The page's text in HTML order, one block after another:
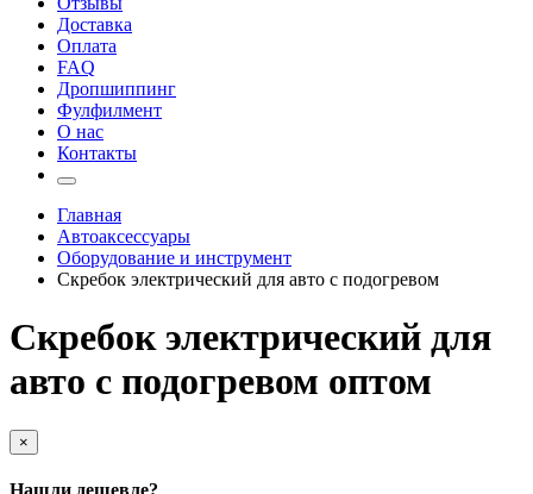
Доставка
Оплата
FAQ
Дропшиппинг
Фулфилмент
О нас
Контакты
Главная
Автоаксессуары
Оборудование и инструмент
Скребок электрический для авто с подогревом
Скребок электрический для
авто с подогревом оптом
×